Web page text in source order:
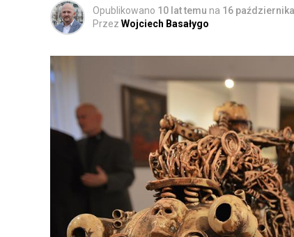
Opublikowano 10 lat temu na 16
Przez Wojciech Basałygo